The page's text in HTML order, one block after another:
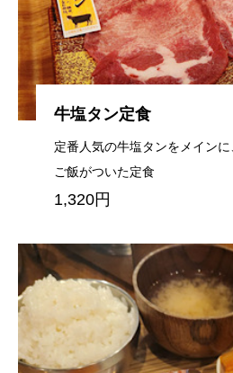
牛塩タン定食
定番人気の牛塩タンをメインに
ご飯がついた定食
1,320円